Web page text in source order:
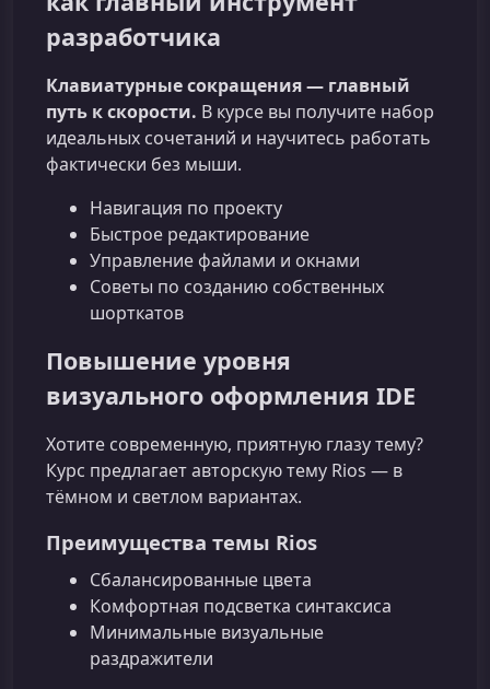
разработчика
Клавиатурные сокращения — главный
путь к скорости. В курсе вы получите набор
идеальных сочетаний и научитесь работать
фактически без мыши.
Навигация по проекту
Быстрое редактирование
Управление файлами и окнами
Советы по созданию собственных
шорткатов
Повышение уровня
визуального оформления IDE
Хотите современную, приятную глазу тему?
Курс предлагает авторскую тему Rios — в
тёмном и светлом вариантах.
Преимущества темы Rios
Сбалансированные цвета
Комфортная подсветка синтаксиса
Минимальные визуальные
раздражители